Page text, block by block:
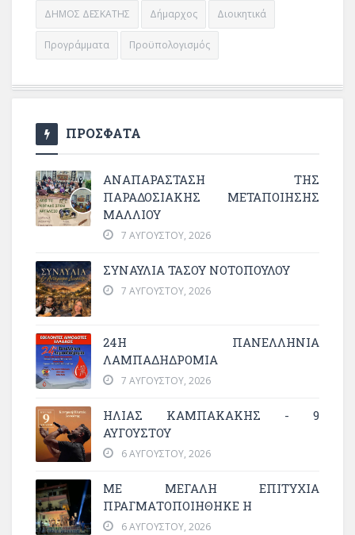
ΔΗΜΟΣ ΔΕΣΚΑΤΗΣ Δήμαρχος Διοικητικά
Προγράμματα Προϋπολογισμός
ΠΡΟΣΦΑΤΑ
ΑΝΑΠΑΡΆΣΤΑΣΗ ΤΗΣ
ΠΑΡΑΔΟΣΙΑΚΉΣ ΜΕΤΑΠΟΊΗΣΗΣ
ΜΑΛΛΙΟΎ
7 ΑΥΓΟΎΣΤΟΥ, 2026
ΣΥΝΑΥΛΙΑ ΤΑΣΟΥ ΝΟΤΟΠΟΥΛΟΥ
7 ΑΥΓΟΎΣΤΟΥ, 2026
24Η ΠΑΝΕΛΛΗΝΙΑ
ΛΑΜΠΑΔΗΔΡΟΜΙΑ
7 ΑΥΓΟΎΣΤΟΥ, 2026
ΗΛΙΑΣ ΚΑΜΠΑΚΑΚΗΣ - 9
ΑΥΓΟΥΣΤΟΥ
6 ΑΥΓΟΎΣΤΟΥ, 2026
ΜΕ ΜΕΓΆΛΗ ΕΠΙΤΥΧΊΑ
ΠΡΑΓΜΑΤΟΠΟΙΉΘΗΚΕ Η
6 ΑΥΓΟΎΣΤΟΥ, 2026